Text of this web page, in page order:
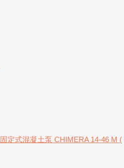
固定式混凝土泵 CHIMERA 14-46 M (